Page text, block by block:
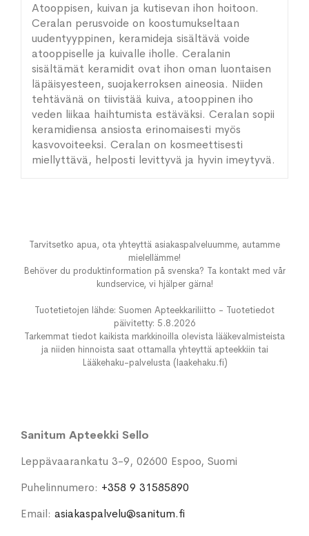
Atooppisen, kuivan ja kutisevan ihon hoitoon.
Ceralan perusvoide on koostumukseltaan
uudentyyppinen, keramideja sisältävä voide
atooppiselle ja kuivalle iholle. Ceralanin
sisältämät keramidit ovat ihon oman luontaisen
läpäisyesteen, suojakerroksen aineosia. Niiden
tehtävänä on tiivistää kuiva, atooppinen iho
veden liikaa haihtumista estäväksi. Ceralan sopii
keramidiensa ansiosta erinomaisesti myös
kasvovoiteeksi. Ceralan on kosmeettisesti
miellyttävä, helposti levittyvä ja hyvin imeytyvä.
Tarvitsetko apua, ota yhteyttä asiakaspalveluumme, autamme
mielellämme!
Behöver du produktinformation på svenska? Ta kontakt med vår
kundservice, vi hjälper gärna!
Tuotetietojen lähde: Suomen Apteekkariliitto - Tuotetiedot
päivitetty: 5.8.2026
Tarkemmat tiedot kaikista markkinoilla olevista lääkevalmisteista
ja niiden hinnoista saat ottamalla yhteyttä apteekkiin tai
Lääkehaku-palvelusta (laakehaku.fi)
Sanitum Apteekki Sello
Leppävaarankatu 3-9, 02600 Espoo, Suomi
Puhelinnumero: +358 9 31585890
Email: asiakaspalvelu@sanitum.fi